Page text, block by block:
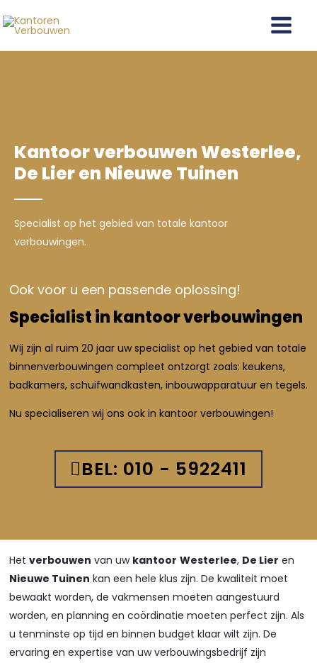
naar
Main
Menu
Kantoor verbouwen Westerlee,
De Lier en Nieuwe Tuinen
Specialist op het gebied van totale kantoor
verbouwingen.
Ook voor u een passende oplossing!
Specialist in kantoor verbouwingen
Wij zijn al ruim 20 jaar uw specialist op het gebied van totale
binnenverbouwingen compleet ontzorgt zoals: keukens,
badkamers, schuifwandkasten, inbouwapparatuur en tegels.
Nu specialiseren wij ons ook in kantoor verbouwingen!
BEL: 010 - 5922411
Hetverbouwen van uw kantoor Westerlee, De Lier en
Nieuwe Tuinen kan een hele klus zijn. De kwaliteit moet
bewaakt worden, de vakmensen moeten aangestuurd
worden, en planning en coördinatie moeten perfect zijn. Als
u tenminste op tijd en binnen budget klaar wilt zijn. De
ervaring en expertise van uw verbouwingsbedrijf zijn